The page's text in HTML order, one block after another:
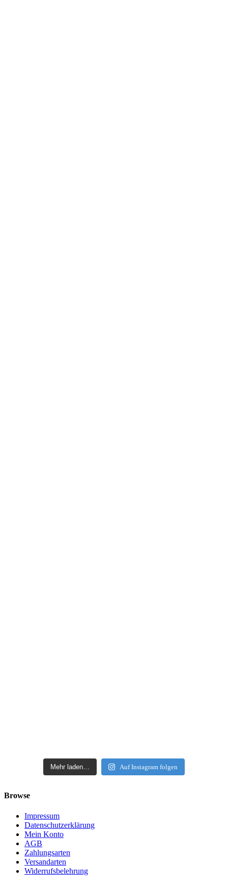
Mehr laden… Auf Instagram folgen
Browse
Impressum
Datenschutzerklärung
Mein Konto
AGB
Zahlungsarten
Versandarten
Widerrufsbelehrung